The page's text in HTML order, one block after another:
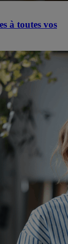
à toutes vos